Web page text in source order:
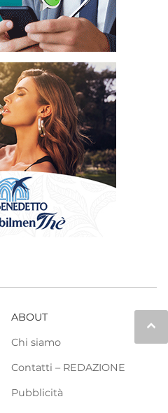
keyboard_arrow_up
ABOUT
Chi siamo
Contatti – REDAZIONE
Pubblicità